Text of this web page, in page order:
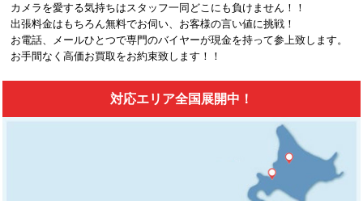
カメラを愛する気持ちはスタッフ一同どこにも負けません！！
出張料金はもちろん無料でお伺い、お客様の言い値に挑戦！
お電話、メールひとつで専門のバイヤーが現金を持って参上致します。
お手間なく高価お買取をお約束致します！！
対応エリア全国展開中！